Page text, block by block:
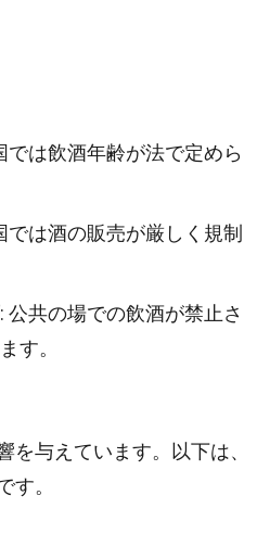
では飲酒年齢が法で定めら
では酒の販売が厳しく規制
: 公共の場での飲酒が禁止さ
す。
を与えています。以下は、
す。